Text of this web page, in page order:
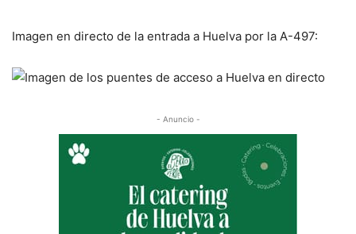
Imagen en directo de la entrada a Huelva por la A-497:
- Anuncio -